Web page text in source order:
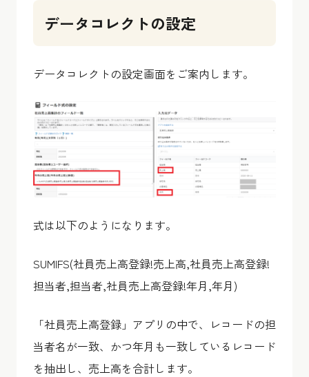
データコレクトの設定
データコレクトの設定画面をご案内します。
式は以下のようになります。
SUMIFS(社員売上高登録!売上高,社員売上高登録!
担当者,担当者,社員売上高登録!年月,年月)
「社員売上高登録」アプリの中で、レコードの担
当者名が一致、かつ年月も一致しているレコード
を抽出し、売上高を合計します。